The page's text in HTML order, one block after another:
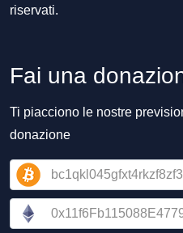
riservati.
Fai una
Ti piacciono le nostre
donazione